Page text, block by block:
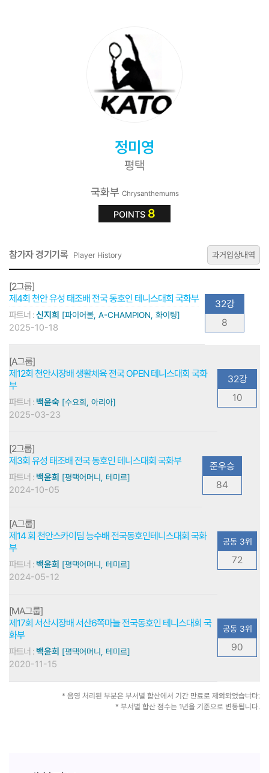
정미영
평택
국화부 Chrysanthemums
POINTS 8
참가자 경기기록 Player History 과거입상내역
[2그룹]
제4회 천안 유성 태조배 전국 동호인 테니스대회 국화부
파트너 :신지희 [파이어볼, A-CHAMPION, 화이팅]
2025-10-18
32강
8
[A그룹]
제12회 천안시장배 생활체육 전국 OPEN 테니스대회 국화
부
파트너 : 백윤숙 [수요회, 아리아]
2025-03-23
32강
10
[2그룹]
제3회 유성 태조배 전국 동호인 테니스대회 국화부
파트너 : 백윤희 [평택어머니, 테미르]
2024-10-05
준우승
84
[A그룹]
제14 회 천안스카이팀 능수배 전국동호인테니스대회 국화
부
파트너 : 백윤희 [평택어머니, 테미르]
2024-05-12
공동 3위
72
[MA그룹]
제17회 서산시장배 서산6쪽마늘 전국동호인 테니스대회 국
화부
파트너 : 백윤희 [평택어머니, 테미르]
2020-11-15
공동 3위
90
* 음영 처리된 부분은 부서별 합산에서 기간 만료로 제외되었습니다.
* 부서별 합산 점수는 1년을 기준으로 변동됩니다.